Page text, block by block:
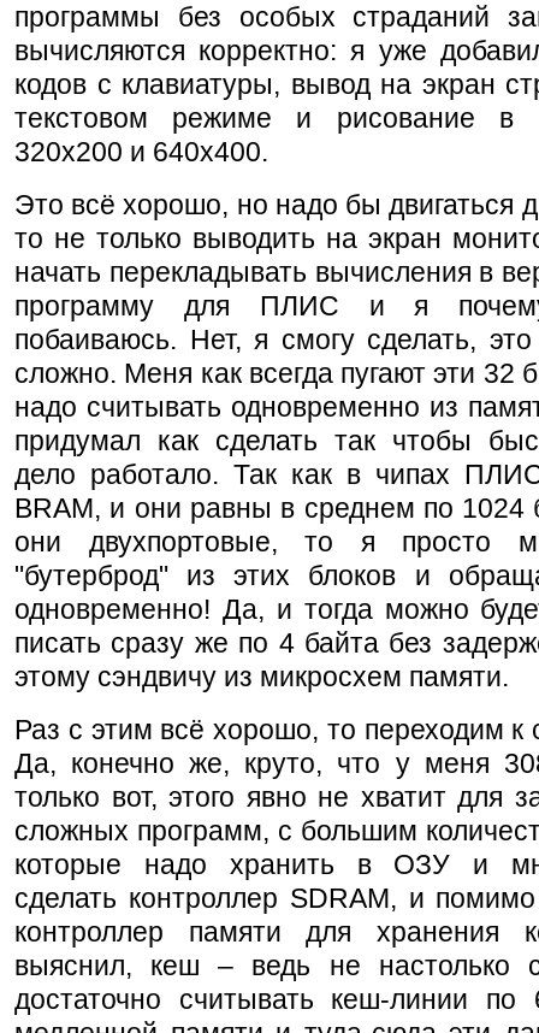
программы без особых страданий
вычисляются корректно: я уже
кодов с клавиатуры, вывод на экран
текстовом режиме и рисование в
320x200 и 640x400.
Это всё хорошо, но надо бы двигаться
то не только выводить на экран
начать перекладывать вычисления в
программу для ПЛИС и я
побаиваюсь. Нет, я смогу сделать,
сложно. Меня как всегда пугают эти 32
надо считывать одновременно из
придумал как сделать так чтобы
дело работало. Так как в чипах
BRAM, и они равны в среднем по 1024
они двухпортовые, то я просто
"бутерброд" из этих блоков и
одновременно! Да, и тогда можно
писать сразу же по 4 байта без
этому сэндвичу из микросхем памяти.
Раз с этим всё хорошо, то переходим
Да, конечно же, круто, что у меня
только вот, этого явно не хватит для
сложных программ, с большим
которые надо хранить в ОЗУ и
сделать контроллер SDRAM, и
контроллер памяти для хранения
выяснил, кеш – ведь не настолько
достаточно считывать кеш-линии